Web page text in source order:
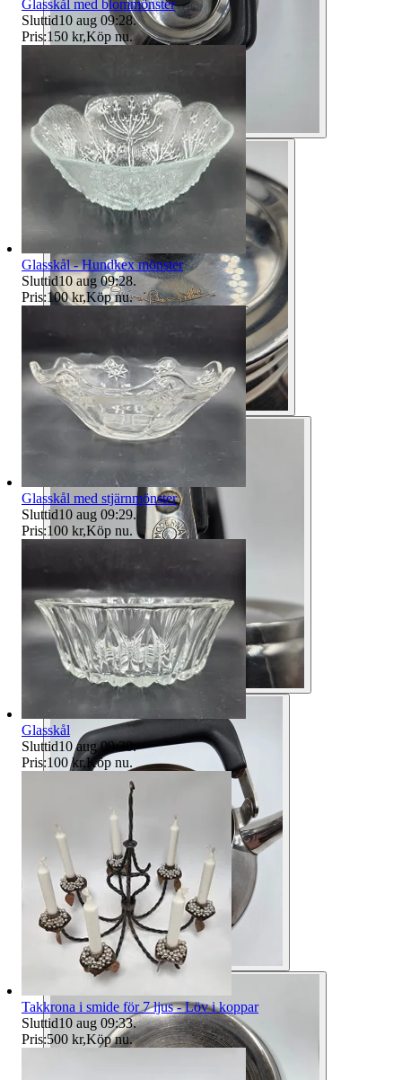
Glasskål med blommönster
Sluttid10 aug 09:28.
Pris:150 kr,Köp nu.
Glasskål - Hundkex mönster
Sluttid10 aug 09:28.
Pris:100 kr,Köp nu.
Glasskål med stjärnmönster
Sluttid10 aug 09:29.
Pris:100 kr,Köp nu.
Glasskål
Sluttid10 aug 09:30.
Pris:100 kr,Köp nu.
Takkrona i smide för 7 ljus - Löv i koppar
Sluttid10 aug 09:33.
Pris:500 kr,Köp nu.